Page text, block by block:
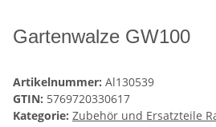
Gartenwalze GW100
Artikelnummer: Al130539
GTIN: 5769720330617
Kategorie: Zubehör und Ersatzteile